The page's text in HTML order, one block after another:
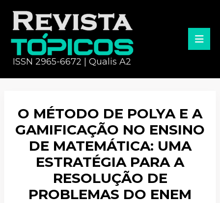
ISSN 2965-6672 | Qualis A2
O MÉTODO DE POLYA E A
GAMIFICAÇÃO NO ENSINO
DE MATEMÁTICA: UMA
ESTRATÉGIA PARA A
RESOLUÇÃO DE
PROBLEMAS DO ENEM